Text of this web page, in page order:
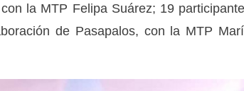
la MTP Felipa Suárez; 19
de Pasapalos, con la MTP